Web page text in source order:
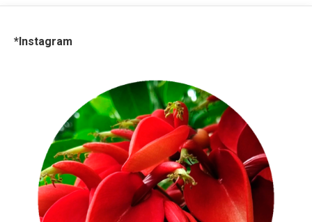
*Instagram